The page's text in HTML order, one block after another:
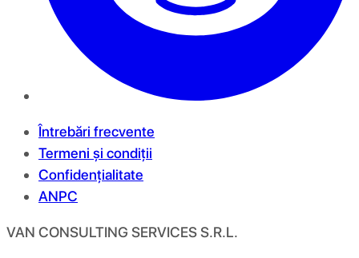
Întrebări frecvente
Termeni și condiții
Confidențialitate
ANPC
VAN CONSULTING SERVICES S.R.L.